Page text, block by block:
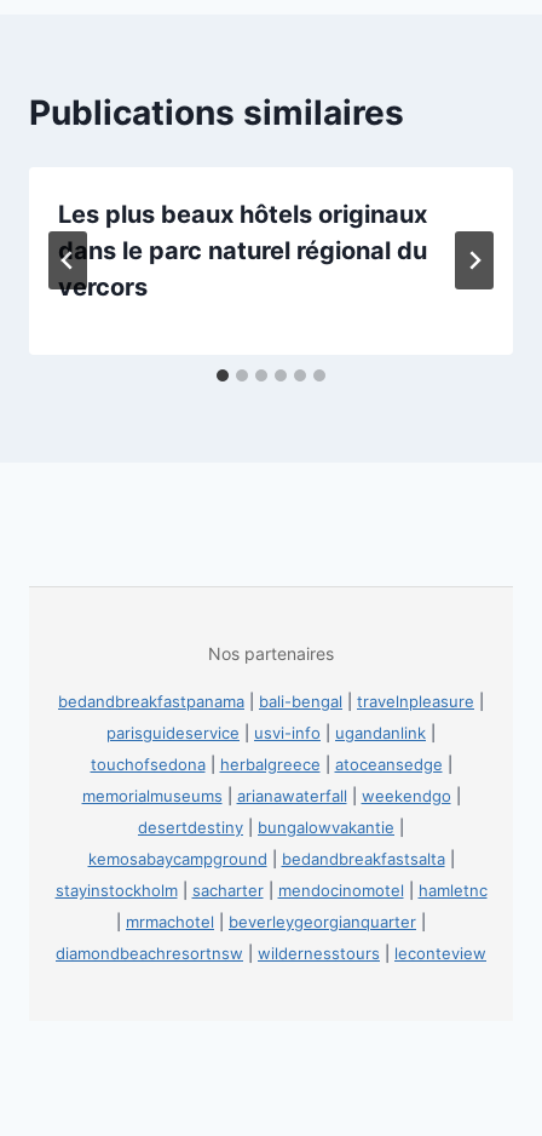
Publications similaires
Les plus beaux hôtels originaux
dans le parc naturel régional du
vercors
Nos partenaires
bedandbreakfastpanama bali-bengal travelnpleasure
parisguideservice
usvi-info ugandanlink
touchofsedona| herbalgreece atoceansedge
memorialmuseums
arianawaterfall weekendgo
desertdestiny
bungalowvakantie
kemosabaycampground
bedandbreakfastsalta|
stayinstockholm| sacharter| mendocinomotel
hamletnc
mrmachotel beverleygeorgianquarter
diamondbeachresortnsw
wildernesstours leconteview